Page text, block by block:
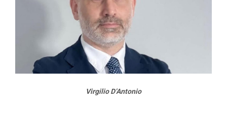
Virgilio D’Antonio